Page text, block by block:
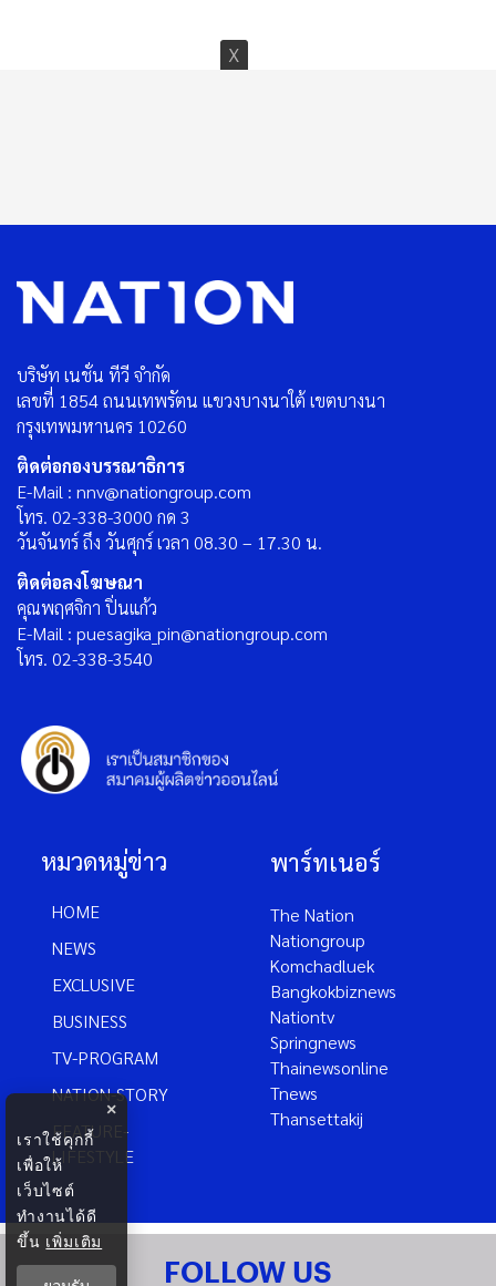
บริษัท เนชั่น ทีวี จำกัด
เลขที่ 1854 ถนนเทพรัตน แขวงบางนาใต้ เขตบางนา
กรุงเทพมหานคร 10260
ติดต่อกองบรรณาธิการ
E-Mail : nnv@nationgroup.com
โทร. 02-338-3000 กด 3
วันจันทร์ ถึง วันศุกร์ เวลา 08.30 – 17.30 น.
ติดต่อลงโฆษณา
คุณพฤศจิกา ปิ่นแก้ว
E-Mail : puesagika_pin@nationgroup.com
โทร. 02-338-3540
หมวดหมู่ข่าว
HOME
NEWS
EXCLUSIVE
BUSINESS
TV-PROGRAM
NATION-STORY
FEATURE-
LIFESTYLE
พาร์ทเนอร์
The Nation
Nationgroup
Komchadluek
Bangkokbiznews
Nationtv
Springnews
Thainewsonline
Tnews
Thansettakij
FOLLOW US
×
เราใช้คุกกี้
เพื่อให้
เว็บไซต์
ทำงานได้ดี
ขึ้น เพิ่มเติม